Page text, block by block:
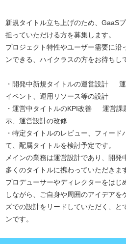
新規タイトル立ち上げのため、GaaS
担っていただける方を募集します。
プロジェクト特性やユーザー需要に沿
ンできる、ハイクラスの方をお待ちし
・開発中新規タイトルの運営設計 運
イベント、運用リソース等の設計
・運営中タイトルのKPI改善 運営課
示、運営設計の改修
・特定タイトルのレビュー、フィー
て、配属タイトルを検討予定です。
メインの業務は運営設計であり、開発
多くのタイトルに携わっていただきま
プロデューサーやディレクターをはじ
しながら、ご自身や周囲のアイデアを
ズでの設計をリードしていただく、と
ンです。